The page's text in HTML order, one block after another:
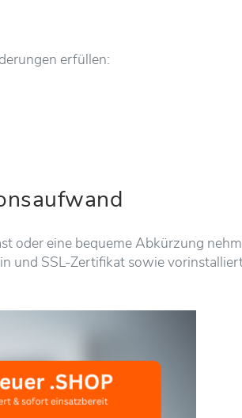
erfüllen:
oder eine bequeme Abkürzung
und SSL-Zertifikat sowie